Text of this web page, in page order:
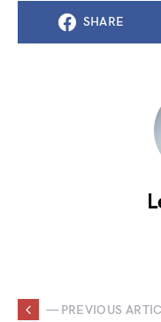
SHARE
— PREVIOUS